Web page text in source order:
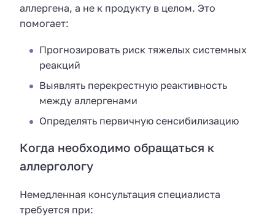
аллергена, а не к продукту в целом. Это
помогает:
Прогнозировать риск тяжелых системных
реакций
Выявлять перекрестную реактивность
между аллергенами
Определять первичную сенсибилизацию
Когда необходимо обращаться к
аллергологу
Немедленная консультация специалиста
требуется при: